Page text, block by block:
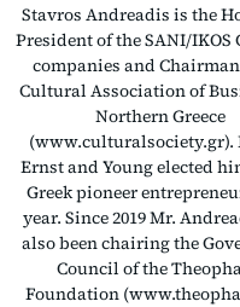
Stavros Andreadis is the
President of the SANI/IKOS
companies and
Cultural Association of
Northern Greece
(www.culturalsociety.gr).
Ernst and Young elected
Greek pioneer
year. Since 2019 Mr.
also been chairing the
Council of the
Foundation